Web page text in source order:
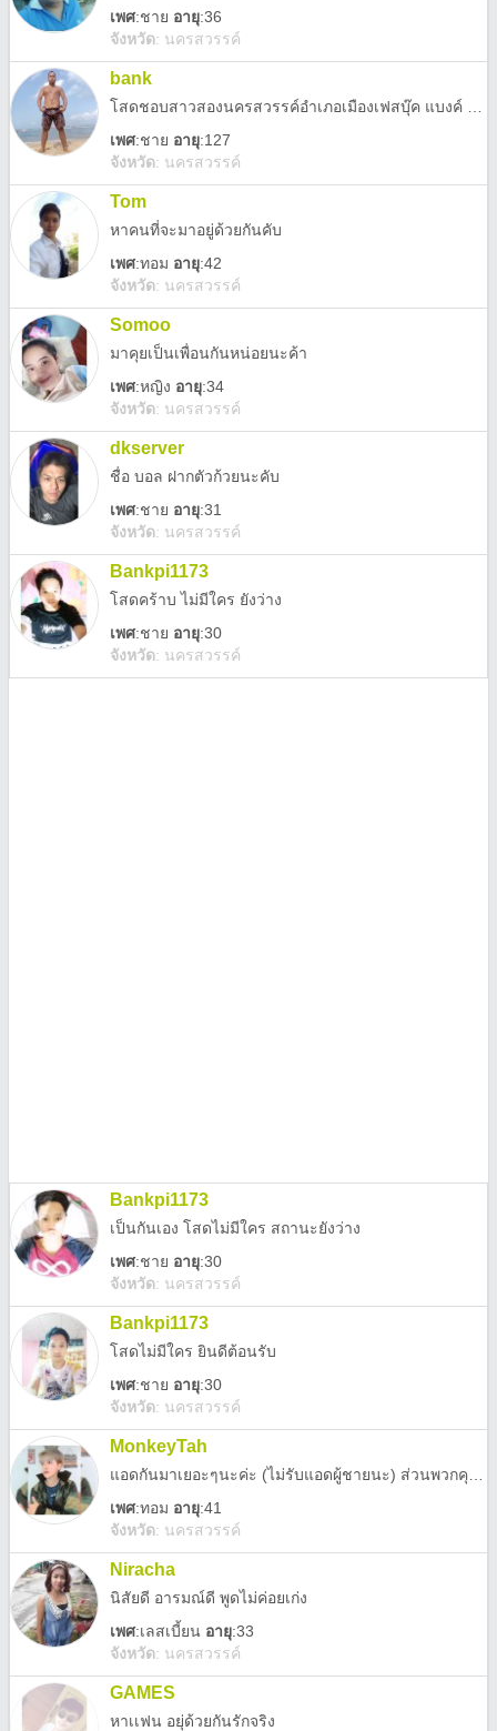
เพศ:ชาย อายุ:36
จังหวัด: นครสวรรค์
bank
เพศ:ชาย อายุ:127
จังหวัด: นครสวรรค์
Tom
หาคนที่จะมาอยู่ด้วยกันคับ
เพศ:ทอม อายุ:42
จังหวัด: นครสวรรค์
Somoo
มาคุยเป็นเพื่อนกันหน่อยนะค้า
เพศ:หญิง อายุ:34
จังหวัด: นครสวรรค์
dkserver
ชื่อ บอล ฝากตัวก้วยนะคับ
เพศ:ชาย อายุ:31
จังหวัด: นครสวรรค์
Bankpi1173
โสดคร้าบ ไม่มีใคร ยังว่าง
เพศ:ชาย อายุ:30
จังหวัด: นครสวรรค์
Bankpi1173
เป็นกันเอง โสดไม่มีใคร สถานะยังว่าง
เพศ:ชาย อายุ:30
จังหวัด: นครสวรรค์
Bankpi1173
โสดไม่มีใคร ยินดีต้อนรับ
เพศ:ชาย อายุ:30
จังหวัด: นครสวรรค์
MonkeyTah
เพศ:ทอม อายุ:41
จังหวัด: นครสวรรค์
Niracha
นิสัยดี อารมณ์ดี พูดไม่ค่อยเก่ง
เพศ:เลสเบี้ยน อายุ:33
จังหวัด: นครสวรรค์
GAMES
หาเเฟน อยุ่ด้วยกันรักจริง